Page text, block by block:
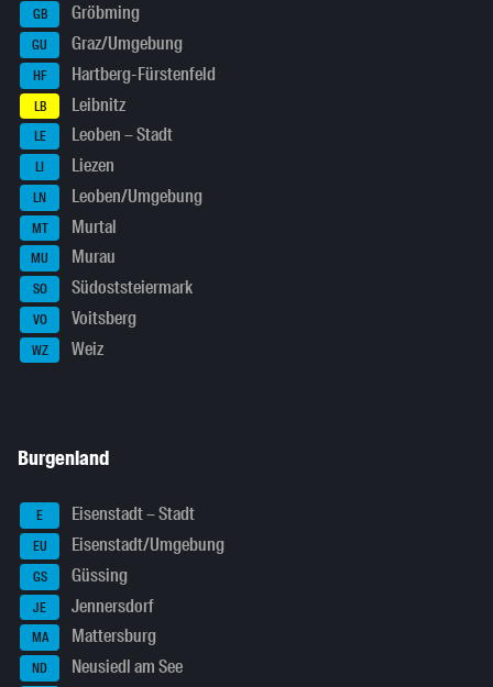
GB Gröbming
GU Graz/Umgebung
HF Hartberg-Fürstenfeld
LB Leibnitz
LE Leoben – Stadt
LI Liezen
LN Leoben/Umgebung
MT Murtal
MU Murau
SO Südoststeiermark
VO Voitsberg
WZ Weiz
Burgenland
E Eisenstadt – Stadt
EU Eisenstadt/Umgebung
GS Güssing
JE Jennersdorf
MA Mattersburg
ND
Neusiedl am See